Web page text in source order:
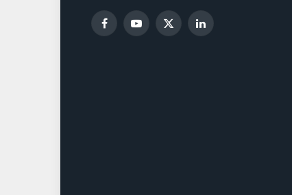
FacebookYouTubeX
LinkedIn